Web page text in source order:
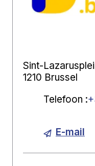
Sint-
1210 Brussel
Telefoon :
E-mail